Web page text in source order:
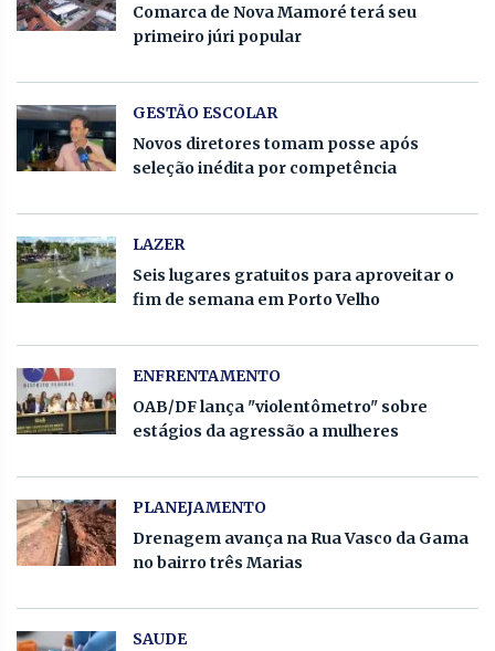
Comarca de Nova Mamoré terá seu
primeiro júri popular
GESTÃO ESCOLAR
Novos diretores tomam posse após
seleção inédita por competência
LAZER
Seis lugares gratuitos para aproveitar o
fim de semana em Porto Velho
ENFRENTAMENTO
OAB/DF lança "violentômetro" sobre
estágios da agressão a mulheres
PLANEJAMENTO
Drenagem avança na Rua Vasco da Gama
no bairro três Marias
SAUDE